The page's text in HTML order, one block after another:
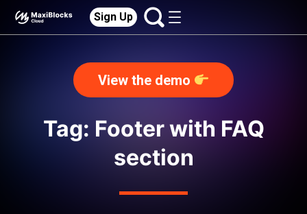
Sign Up
View the demo
Tag: Footer with FAQ
section